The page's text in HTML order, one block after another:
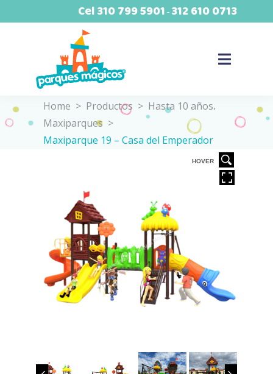
Cel310 799 5901 - 312 610 0713
Home > Productos > Hasta 10 años,
Maxiparques >
Maxiparque 19 – Casa del Emperador
HOVER